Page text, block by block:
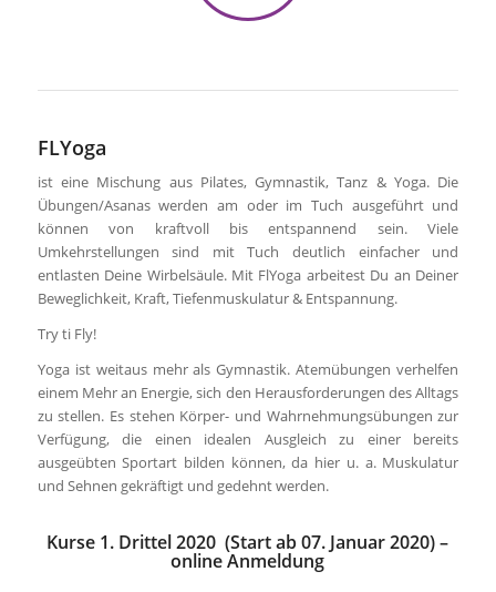
FLYoga
ist eine Mischung aus Pilates, Gymnastik, Tanz & Yoga. Die
Übungen/Asanas werden am oder im Tuch ausgeführt und
können von kraftvoll bis entspannend sein. Viele
Umkehrstellungen sind mit Tuch deutlich einfacher und
entlasten Deine Wirbelsäule. Mit FlYoga arbeitest Du an Deiner
Beweglichkeit, Kraft, Tiefenmuskulatur & Entspannung.
Try ti Fly!
Yoga ist weitaus mehr als Gymnastik. Atemübungen verhelfen
einem Mehr an Energie, sich den Herausforderungen des Alltags
zu stellen. Es stehen Körper- und Wahrnehmungsübungen zur
Verfügung, die einen idealen Ausgleich zu einer bereits
ausgeübten Sportart bilden können, da hier u. a. Muskulatur
und Sehnen gekräftigt und gedehnt werden.
Kurse 1. Drittel 2020 (Start ab 07. Januar 2020) –
online Anmeldung